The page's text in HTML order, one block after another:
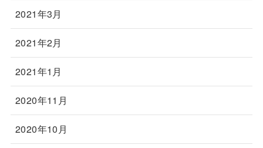
2021年3月
2021年2月
2021年1月
2020年11月
2020年10月